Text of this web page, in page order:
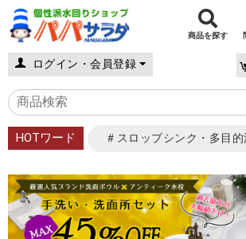
商品を探す
ログイン・会員登録
HOTワード ＃スロップシンク・多目的